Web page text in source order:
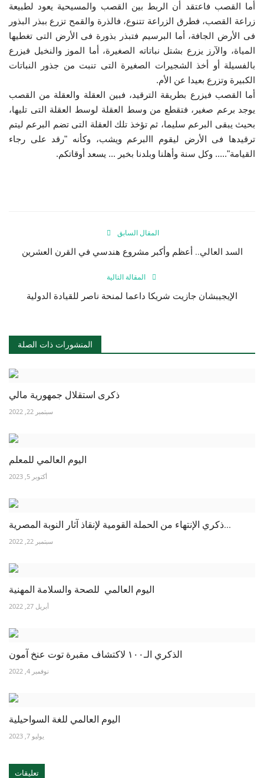
الفيديوهات
الرعاة
الشركاء
Gallery
لغة
Swahili español
أما القصب فاعتقد أن الربط بين القصب والمسيحية يعود لطبيعة
زراعة القصب، فطرق الزراعة تتنوع، فالذرة والقمح تزرع ببذر البذور
فى الأرض الجافة، أما البرسيم فتبذر بذورة فى الأرض التى تغطيها
المياة، والآرز يزرع بشتل نباتاته الصغيرة، أما الموز والنخيل فيزرع
بالفسيلة أو أخذ الشجيرات الصغيرة التى تنبت من جذور النباتات
الكبيرة وتزرع بعيدا عن الأم.
أما القصب فيزرع بطريقة الترقيد، فبين العقلة والعقلة من القصب
يوجد برعم صغير، فتقطع من وسط العقلة لوسط العقلة التى تليها،
بحيث يبقى البرعم سليما، ثم تؤخذ تلك العقلة التى تضم البرعم ليتم
ترقيدها فى الأرض ليقوم االبرعم ويشب، وكأنه "رقد على رجاء
القيامة"..... وكل سنة وأهلنا وبلدنا بخير ... يسعد أوقاتكم.
المقال السابق
السد العالي.. أعظم وأكبر مشروع هندسي في القرن العشرين
المقالة التالية
الإيجيبشان جازيت شريكا داعما لمنحة ناصر للقيادة الدولية
المنشورات ذات الصلة
ذكرى استقلال جمهورية مالي
سبتمبر 22, 2022
اليوم العالمي للمعلم
أكتوبر 5, 2023
ذكري الإنتهاء من الحملة القومية لإنقاذ آثار النوبة المصرية...
سبتمبر 22, 2022
اليوم العالمي للصحة والسلامة المهنية
أبريل 27, 2022
الذكري الـ١٠٠ لاكتشاف مقبرة توت عنخ آمون
نوفمبر 4, 2022
اليوم العالمي للغة السواحيلية
يوليو 7, 2023
تعليقات